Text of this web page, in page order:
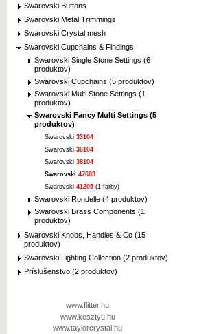
Swarovski Buttons
Swarovski Metal Trimmings
Swarovski Crystal mesh
Swarovski Cupchains & Findings
Swarovski Single Stone Settings (6
produktov)
Swarovski Cupchains (5 produktov)
Swarovski Multi Stone Settings (1
produktov)
Swarovski Fancy Multi Settings (5
produktov)
Swarovski 33104
Swarovski 36104
Swarovski 38104
Swarovski 47603
Swarovski 41205 (1 farby)
Swarovski Rondelle (4 produktov)
Swarovski Brass Components (1
produktov)
Swarovski Knobs, Handles & Co (15
produktov)
Swarovski Lighting Collection (2 produktov)
Príslušenstvo (2 produktov)
www.flitter.hu
www.kesztyu.hu
www.taylorcrystal.hu